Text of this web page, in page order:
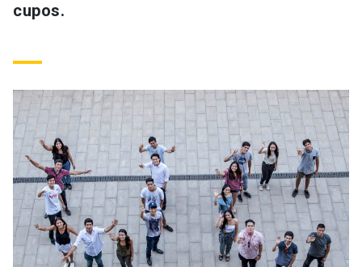
Académicos
Personal
Alumni launch
Padres y familia
Vecinos launch
Admisión
Mi Portal UC launch
Medios Biblioteca launch
Donaciones launch
cupos.